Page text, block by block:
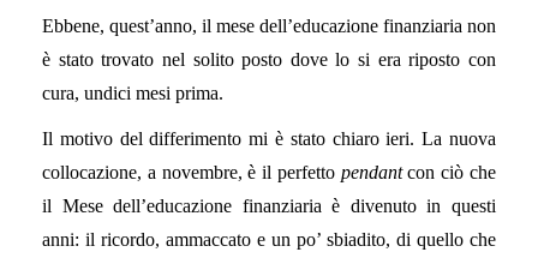
Ebbene, quest’anno, il mese dell’educazione finanziaria non
è stato trovato nel solito posto dove lo si era riposto con
cura, undici mesi prima.
Il motivo del differimento mi è stato chiaro ieri. La nuova
collocazione, a novembre, è il perfetto pendantcon ciò che
il Mese dell’educazione finanziaria è divenuto in questi
anni: il ricordo, ammaccato e un po’ sbiadito, di quello che